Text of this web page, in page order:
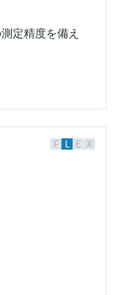
定精度を備え
F L E X